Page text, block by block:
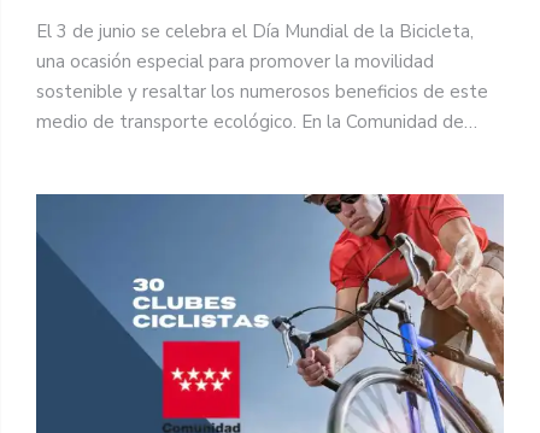
El 3 de junio se celebra el Día Mundial de la Bicicleta,
una ocasión especial para promover la movilidad
sostenible y resaltar los numerosos beneficios de este
medio de transporte ecológico. En la Comunidad de…